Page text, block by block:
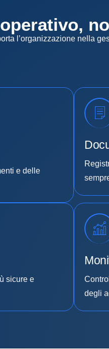
l’organizzazione nella
e delle
sicure e
degli